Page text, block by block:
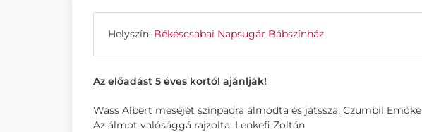
Helyszín: Békéscsabai Napsugár Bábszínház
Az előadást 5 éves kortól ajánlják!
Wass Albert meséjét színpadra álmodta és játssza: Czumbil Emőke
Az álmot valósággá rajzolta: Lenkefi Zoltán